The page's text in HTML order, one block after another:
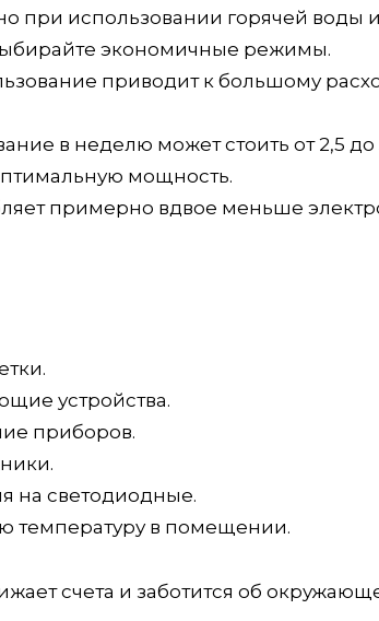
при использовании горячей воды
экономичные режимы.
приводит к большому
в неделю может стоить от 2,5 до
мощность.
примерно вдвое меньше
устройства.
приборов.
на светодиодные.
температуру в помещении.
счета и заботится об